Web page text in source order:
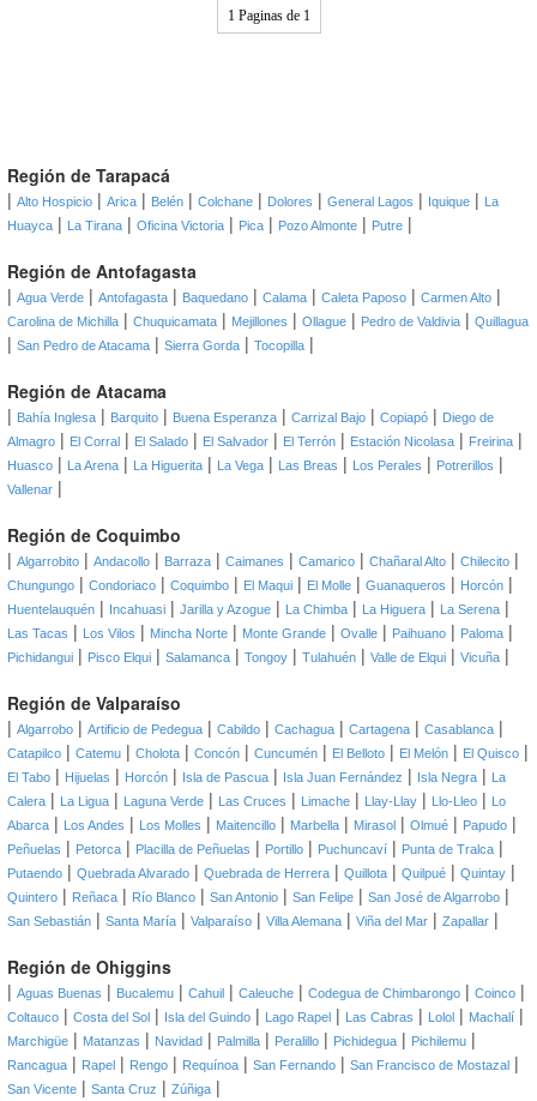
1 Paginas de 1
Región de Tarapacá
| Alto Hospicio | Arica | Belén | Colchane | Dolores | General Lagos | Iquique |
La
Huayca | La Tirana | Oficina Victoria | Pica | Pozo Almonte | Putre |
Región de Antofagasta
| Agua Verde | Antofagasta | Baquedano | Calama | Caleta Paposo | Carmen Alto |
Carolina de Michilla | Chuquicamata | Mejillones | Ollague | Pedro de Valdivia | Quillagua
| San Pedro de Atacama | Sierra Gorda | Tocopilla |
Región de Atacama
| Bahía Inglesa | Barquito | Buena Esperanza | Carrizal Bajo | Copiapó | Diego de
Almagro | El Corral | El Salado | El Salvador | El Terrón | Estación Nicolasa | Freirina |
Huasco | La Arena | La Higuerita | La Vega | Las Breas | Los Perales | Potrerillos |
Vallenar |
Región de Coquimbo
| Algarrobito | Andacollo | Barraza | Caimanes | Camarico | Chañaral Alto | Chilecito |
Chungungo | Condoriaco | Coquimbo | El Maqui | El Molle | Guanaqueros | Horcón |
Huentelauquén | Incahuasi | Jarilla y Azogue | La Chimba | La Higuera | La Serena |
Las Tacas | Los Vilos | Mincha Norte | Monte Grande | Ovalle | Paihuano | Paloma |
Pichidangui | Pisco Elqui | Salamanca | Tongoy | Tulahuén | Valle de Elqui | Vicuña |
Región de Valparaíso
| Algarrobo | Artificio de Pedegua | Cabildo | Cachagua | Cartagena | Casablanca |
Catapilco | Catemu | Cholota | Concón | Cuncumén | El Belloto | El Melón | El Quisco |
El Tabo | Hijuelas | Horcón | Isla de Pascua | Isla Juan Fernández | Isla Negra |
La
Calera | La Ligua | Laguna Verde | Las Cruces | Limache | Llay-Llay | Llo-Lleo |
Lo
Abarca | Los Andes | Los Molles | Maitencillo | Marbella | Mirasol | Olmué | Papudo |
Peñuelas | Petorca | Placilla de Peñuelas | Portillo | Puchuncaví | Punta de Tralca |
Putaendo | Quebrada Alvarado | Quebrada de Herrera | Quillota | Quilpué | Quintay |
Quintero | Reñaca | Río Blanco | San Antonio | San Felipe | San José de Algarrobo |
San Sebastián | Santa María | Valparaíso | Villa Alemana | Viña del Mar | Zapallar |
Región de Ohiggins
| Aguas Buenas | Bucalemu | Cahuil | Caleuche | Codegua de Chimbarongo | Coinco |
Coltauco | Costa del Sol | Isla del Guindo | Lago Rapel | Las Cabras | Lolol | Machalí |
Marchigüe | Matanzas | Navidad | Palmilla | Peralillo | Pichidegua | Pichilemu |
Rancagua | Rapel | Rengo | Requínoa | San Fernando | San Francisco de Mostazal |
San Vicente | Santa Cruz | Zúñiga |